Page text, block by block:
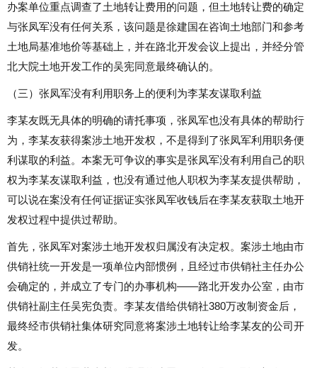
办案单位重点调查了土地转让费用的问题，但土地转让费的确定
与张凤军没有任何关系，该问题是徐建国在咨询土地部门和参考
土地局基准地价等基础上，并在路北开发会议上提出，并经分管
北大院土地开发工作的吴宪同意最终确认的。
（三）张凤军没有利用职务上的便利为李某友谋取利益
李某友既无具体的明确的请托事项，张凤军也没有具体的帮助行
为，李某友获得案涉土地开发权，不是得到了张凤军利用职务便
利谋取的利益。本案无可争议的事实是张凤军没有利用自己的职
权为李某友谋取利益，也没有通过他人职权为李某友提供帮助，
可以说在案没有任何证据证实张凤军收钱后在李某友获取土地开
发权过程中提供过帮助。
首先，张凤军对案涉土地开发权归属没有决定权。案涉土地由市
供销社统一开发是一项单位内部惯例，且经过市供销社主任办公
会确定的，并成立了专门的办事机构——路北开发办公室，由市
供销社副主任吴宪负责。李某友借给供销社380万改制资金后，
最终经市供销社集体研究同意将案涉土地转让给李某友的公司开
发。